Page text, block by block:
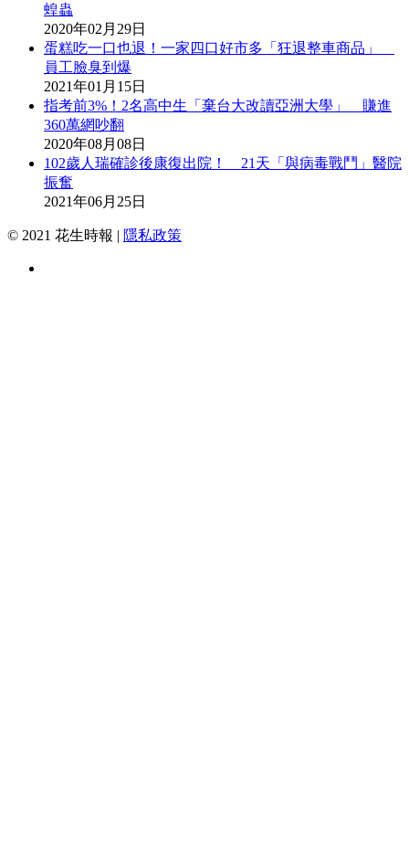
蝗蟲
2020年02月29日
蛋糕吃一口也退！一家四口好市多「狂退整車商品」
員工臉臭到爆
2021年01月15日
指考前3%！2名高中生「棄台大改讀亞洲大學」 賺進
360萬網吵翻
2020年08月08日
102歲人瑞確診後康復出院！ 21天「與病毒戰鬥」醫院
振奮
2021年06月25日
© 2021 花生時報 | 隱私政策